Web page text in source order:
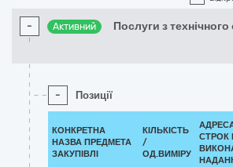
- Активний Послуги з
- Позиції
КОНКРЕТНА
НАЗВА ПРЕДМЕТА
ЗАКУПІВЛІ
КІЛЬКІСТЬ
/
ОД.ВИМІРУ
СТРОК